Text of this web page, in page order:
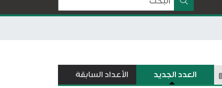
العدد الجديد الأعداد السابقة